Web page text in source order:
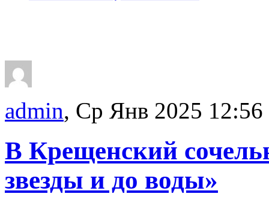
admin, Ср Янв 2025 12:56
В Крещенский
звезды и до воды»